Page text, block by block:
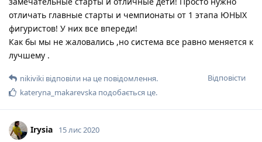
отличать главные старты и чемпионаты от 1 этапа ЮНЫХ
фигуристов! У них все впереди!
Как бы мы не жаловались ,но система все равно меняется к
лучшему .
Відповісти
nikiviki відповіли на це повідомлення.
kateryna_makarevska подобається це.
Irysia 15 лис 2020